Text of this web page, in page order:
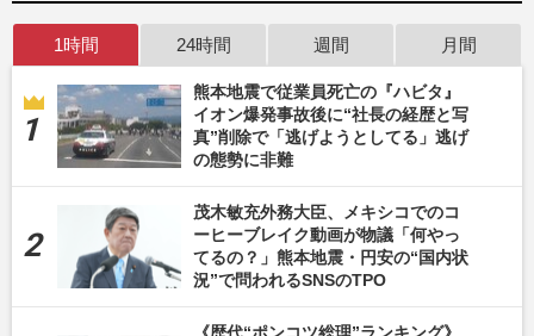
1時間 24時間 週間 月間
熊本地震で従業員死亡の『ハビタ』
イオン爆発事故後に“社長の経歴と写
真”削除で「逃げようとしてる」逃げ
の態勢に非難
茂木敏充外務大臣、メキシコでのコ
ーヒーブレイク動画が物議「何やっ
てるの？」熊本地震・円安の“国内状
況”で問われるSNSのTPO